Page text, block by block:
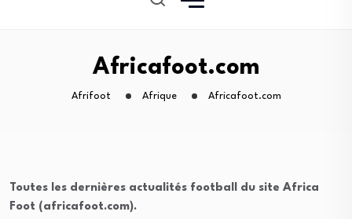
Africafoot.com
Afrifoot Afrique Africafoot.com
Toutes les dernières actualités football du site Africa
Foot (africafoot.com).